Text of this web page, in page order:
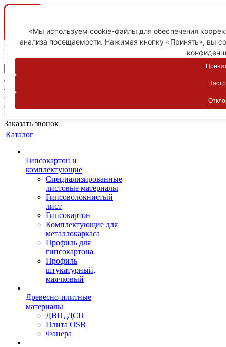
Ваш город
Пятигорск
Личный кабинет
8-800-775-59-89
8-800-775-59-89
+7 918 754-83-77
Заказать звонок
Каталог
Гипсокартон и
комплектующие
Специализированные
листовые материалы
Гипсоволокнистый
лист
Гипсокартон
Комплектующие для
металлокаркаса
Профиль для
гипсокартона
Профиль
штукатурный,
маячковый
Древесно-плитные
материалы
ДВП, ДСП
Плита OSB
Фанера
«Мы используем cookie-файлы для обеспечения
анализа посещаемости. Нажимая кнопку «Принять», вы